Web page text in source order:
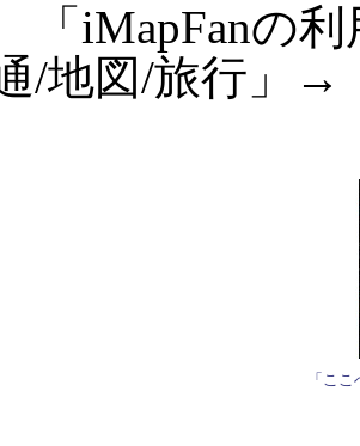
「iMapFanの利
/地図/旅行」→
「こ